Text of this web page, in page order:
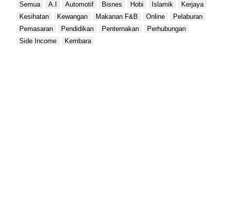
Semua A.I Automotif Bisnes Hobi Islamik
Kerjaya
Kesihatan
Kewangan Makanan F&B Online
Pelaburan
Pemasaran
Pendidikan Penternakan
Perhubungan
Side Income
Kembara